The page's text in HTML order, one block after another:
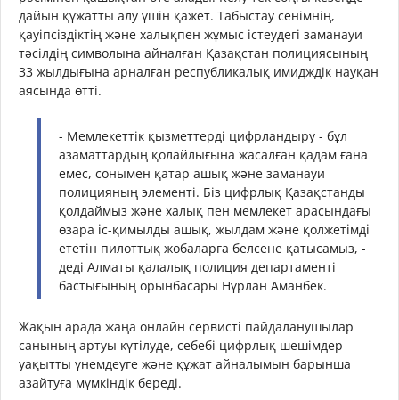
дайын құжатты алу үшін қажет. Табыстау сенімнің,
қауіпсіздіктің және халықпен жұмыс істеудегі заманауи
тәсілдің символына айналған Қазақстан полициясының
33 жылдығына арналған республикалық имидждік науқан
аясында өтті.
- Мемлекеттік қызметтерді цифрландыру - бұл
азаматтардың қолайлығына жасалған қадам ғана
емес, сонымен қатар ашық және заманауи
полицияның элементі. Біз цифрлық Қазақстанды
қолдаймыз және халық пен мемлекет арасындағы
өзара іс-қимылды ашық, жылдам және қолжетімді
ететін пилоттық жобаларға белсене қатысамыз, -
деді Алматы қалалық полиция департаменті
бастығының орынбасары Нұрлан Аманбек.
Жақын арада жаңа онлайн сервисті пайдаланушылар
санының артуы күтілуде, себебі цифрлық шешімдер
уақытты үнемдеуге және құжат айналымын барынша
азайтуға мүмкіндік береді.